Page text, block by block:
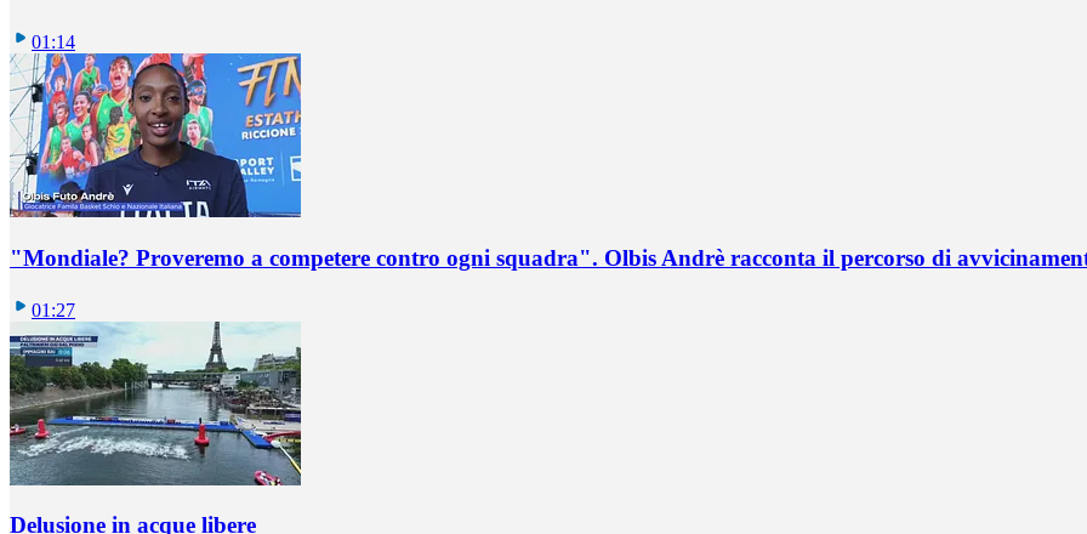
01:14
"Mondiale? Proveremo a competere contro ogni squadra". Olbis Andrè racconta il percorso di
01:27
Delusione in acque libere